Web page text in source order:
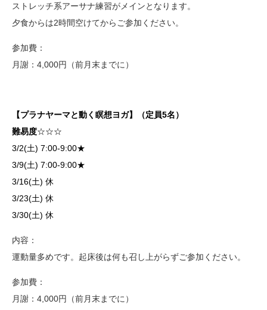
ストレッチ系アーサナ練習がメインとなります。
夕食からは2時間空けてからご参加ください。
参加費：
月謝：4,000円（前月末までに）
【プラナヤーマと動く瞑想ヨガ】（定員5名）
難易度☆☆☆
3/2(土) 7:00-9:00★
3/9(土) 7:00-9:00★
3/16(土) 休
3/23(土) 休
3/30(土) 休
内容：
運動量多めです。起床後は何も召し上がらずご参加ください。
参加費：
月謝：4,000円（前月末までに）